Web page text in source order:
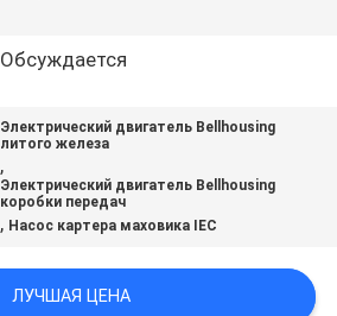
Обсуждается
Электрический двигатель Bellhousing
литого железа
,
Электрический двигатель Bellhousing
коробки передач
, Насос картера маховика IEC
ЛУЧШАЯ ЦЕНА